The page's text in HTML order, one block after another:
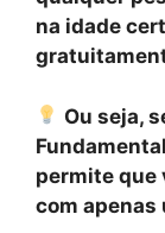
na idade
Ou seja,
permite que
com apenas